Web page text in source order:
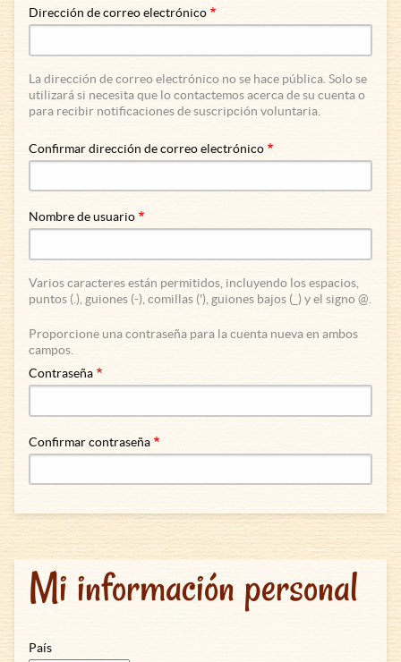
Dirección de correo electrónico
La dirección de correo electrónico no se hace pública. Solo se
utilizará si necesita que lo contactemos acerca de su cuenta o
para recibir notificaciones de suscripción voluntaria.
Confirmar dirección de correo electrónico
Nombre de usuario
Varios caracteres están permitidos, incluyendo los espacios,
puntos (.), guiones (-), comillas ('), guiones bajos (_) y el signo @.
Contraseña
Confirmar contraseña
Proporcione una contraseña para la cuenta nueva en ambos
campos.
Mi información personal
País